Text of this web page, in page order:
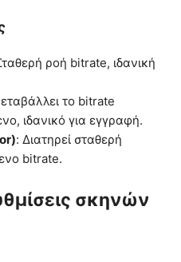
ροή bitrate, ιδανική
το bitrate
ιδανικό για εγγραφή.
: Διατηρεί σταθερή
bitrate.
σκηνών